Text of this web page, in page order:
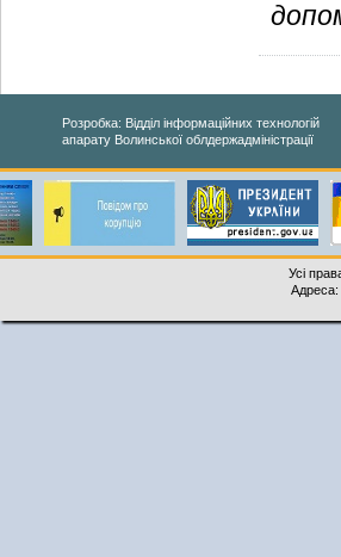
Розробка: Відділ інформаційних технологій
апарату Волинської облдержадміністрації
Усі
Адреса: